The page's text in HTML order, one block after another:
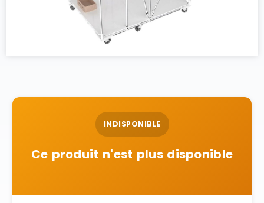
INDISPONIBLE
Ce produit n'est plus disponible